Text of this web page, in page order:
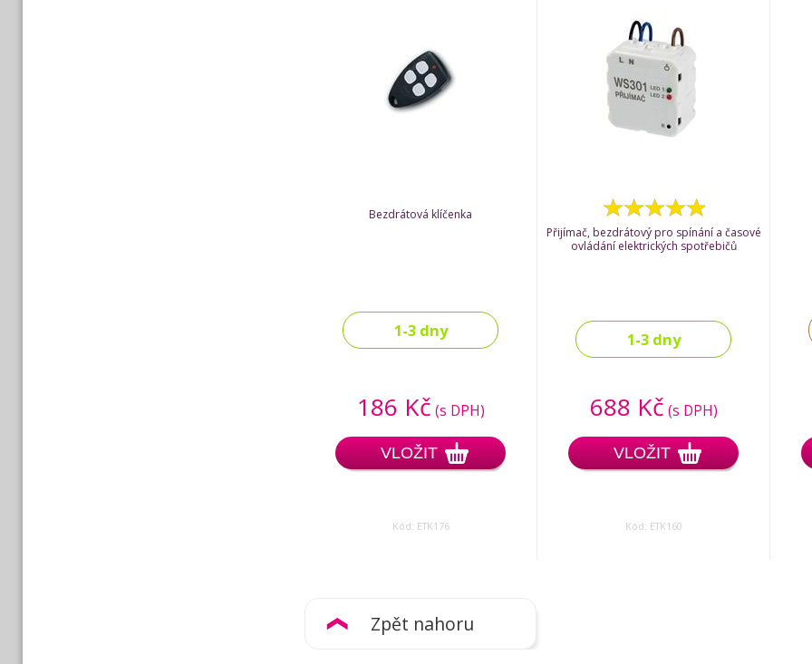
Bezdrátová klíčenka
1-3 dny
186 Kč (s DPH)
VLOŽIT
Kód: ETK176
Přijímač, bezdrátový pro spínání a časové
ovládání elektrických spotřebičů
1-3 dny
688 Kč (s DPH)
VLOŽIT
Kód: ETK160
Zpět nahoru